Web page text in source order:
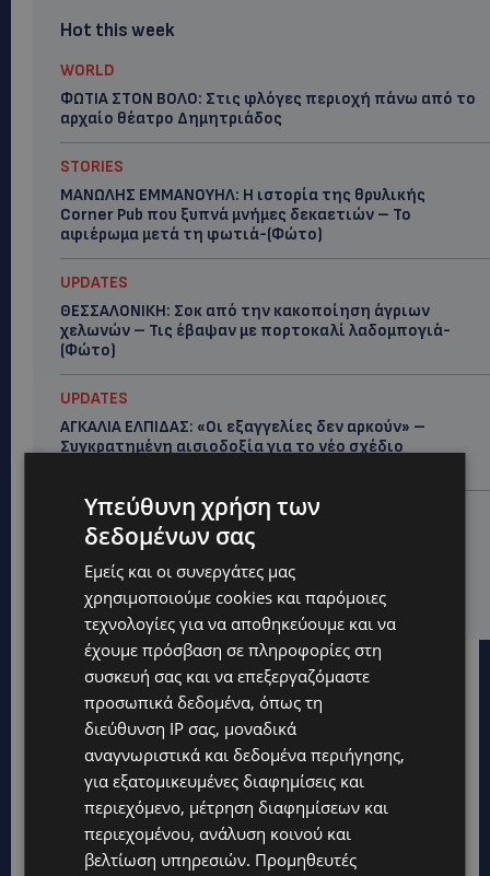
Hot this week
WORLD
ΦΩΤΙΑ ΣΤΟΝ ΒΟΛΟ: Στις φλόγες περιοχή πάνω από το
αρχαίο θέατρο Δημητριάδος
STORIES
ΜΑΝΩΛΗΣ ΕΜΜΑΝΟΥΗΛ: Η ιστορία της θρυλικής
Corner Pub που ξυπνά μνήμες δεκαετιών – Το
αφιέρωμα μετά τη φωτιά-(Φώτο)
UPDATES
ΘΕΣΣΑΛΟΝΙΚΗ: Σοκ από την κακοποίηση άγριων
χελωνών – Τις έβαψαν με πορτοκαλί λαδομπογιά-
(Φώτο)
UPDATES
ΑΓΚΑΛΙΑ ΕΛΠΙΔΑΣ: «Οι εξαγγελίες δεν αρκούν» –
Συγκρατημένη αισιοδοξία για το νέο σχέδιο
STORIES
ΟΡΦΕΑΣ ΣΟΛΩΜΟΥ: Ο 10χρονος Κύπριος που
πρωταγωνιστεί στην εκστρατεία εξοικονόμησης
νερού – Απλά βήματα που κάνουν τη διαφορά -
(Βίντεο)
Υπεύθυνη χρήση των
δεδομένων σας
Εμείς και οι συνεργάτες μας
χρησιμοποιούμε cookies και παρόμοιες
τεχνολογίες για να αποθηκεύουμε και να
έχουμε πρόσβαση σε πληροφορίες στη
συσκευή σας και να επεξεργαζόμαστε
προσωπικά δεδομένα, όπως τη
διεύθυνση IP σας, μοναδικά
αναγνωριστικά και δεδομένα περιήγησης,
για εξατομικευμένες διαφημίσεις και
περιεχόμενο, μέτρηση διαφημίσεων και
περιεχομένου, ανάλυση κοινού και
βελτίωση υπηρεσιών. Προμηθευτές